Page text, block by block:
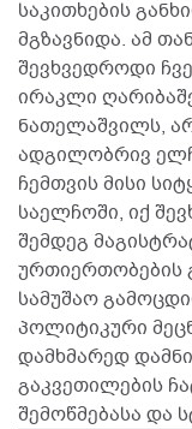
საკითხების
მგზავნიდა. ამ
შევხვედროდი
ირაკლი
ნათელაშვილს,
ადგილობრივ
ჩემთვის მისი
საელჩოში, იქ
შემდეგ
ურთიერთობების
სამუშაო
პოლიტიკური
დამხმარედ
გაკვეთილების
შემოწმებასა და